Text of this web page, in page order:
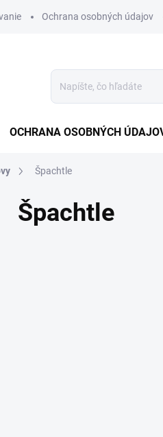
Ochrana osobných údajov
OCHRANA OSOBNÝCH
Špachtle
Špachtle